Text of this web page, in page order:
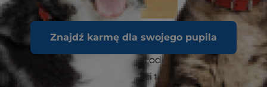
Znajdź karmę dla swojego pupila
Nawet małe dzieci wiedzą, "jak robi kot" i potrafią
naśladować ten dźwięk. Charakterystyczne
"miau" to nie jest po prostu odgłos wydawany
przez kota. W rzeczywistości to zaskakująco